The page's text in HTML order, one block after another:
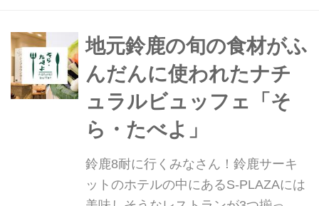
地元鈴鹿の旬の食材がふ
んだんに使われたナチ
ュラルビュッフェ「そ
ら・たべよ」
鈴鹿8耐に行くみなさん！鈴鹿サーキ
ットのホテルの中にあるS-PLAZAには